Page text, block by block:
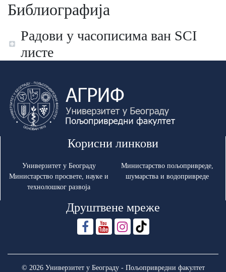
Библиографија
Радови у часописима ван SCI
листе
Корисни линкови
Универзитет у Београду
Министарство просвете, науке и
технолошког развоја
Министарство пољопривреде,
шумарства и водопривреде
Друштвене мреже
© 2026 Универзитет у Београду - Пољопривредни факултет